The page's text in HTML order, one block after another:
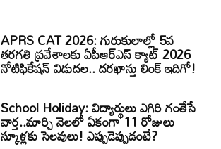
APRS CAT 2026: గురుకులాల్లో 5వ
తరగతి ప్రవేశాలకు ఏపీఆర్‌ఎస్‌ క్యాట్‌ 2026
నోటిఫికేషన్‌ విడుదల.. దరఖాస్తు లింక్‌ ఇదిగో!
School Holiday: విద్యార్థులు ఎగిరి గంతేసే
వార్త..మార్చి నెలలో ఏకంగా 11 రోజులు
స్కూళ్లకు సెలవులు! ఎప్పుడెప్పుడంటే?